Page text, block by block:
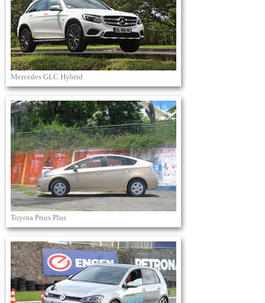
Mercedes GLC Hybrid
Toyota Prius Plus